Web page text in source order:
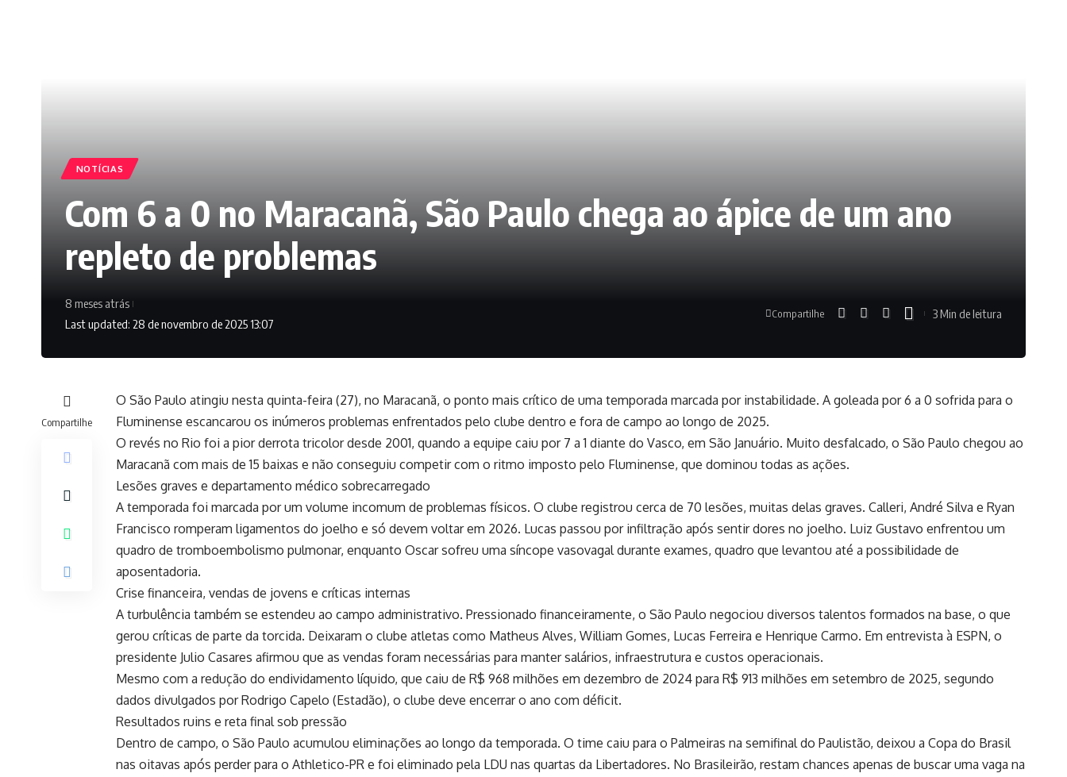
NOTÍCIAS
Com 6 a 0 no Maracanã, São Paulo chega ao ápice de um ano
repleto de problemas
Last updated: 28 de novembro de 2025 13:07
8 meses atrás
Compartilhe 3 Min de leitura
Compartilhe
O São Paulo atingiu nesta quinta-feira (27), no Maracanã, o ponto mais crítico de uma temporada marcada por instabilidade. A goleada por 6 a 0 sofrida para o
Fluminense escancarou os inúmeros problemas enfrentados pelo clube dentro e fora de campo ao longo de 2025.
O revés no Rio foi a pior derrota tricolor desde 2001, quando a equipe caiu por 7 a 1 diante do Vasco, em São Januário. Muito desfalcado, o São Paulo chegou ao
Maracanã com mais de 15 baixas e não conseguiu competir com o ritmo imposto pelo Fluminense, que dominou todas as ações.
Lesões graves e departamento médico sobrecarregado
A temporada foi marcada por um volume incomum de problemas físicos. O clube registrou cerca de 70 lesões, muitas delas graves. Calleri, André Silva e Ryan
Francisco romperam ligamentos do joelho e só devem voltar em 2026. Lucas passou por infiltração após sentir dores no joelho. Luiz Gustavo enfrentou um
quadro de tromboembolismo pulmonar, enquanto Oscar sofreu uma síncope vasovagal durante exames, quadro que levantou até a possibilidade de
aposentadoria.
Crise financeira, vendas de jovens e críticas internas
A turbulência também se estendeu ao campo administrativo. Pressionado financeiramente, o São Paulo negociou diversos talentos formados na base, o que
gerou críticas de parte da torcida. Deixaram o clube atletas como Matheus Alves, William Gomes, Lucas Ferreira e Henrique Carmo. Em entrevista à ESPN, o
presidente Julio Casares afirmou que as vendas foram necessárias para manter salários, infraestrutura e custos operacionais.
Mesmo com a redução do endividamento líquido, que caiu de R$ 968 milhões em dezembro de 2024 para R$ 913 milhões em setembro de 2025, segundo
dados divulgados por Rodrigo Capelo (Estadão), o clube deve encerrar o ano com déficit.
Resultados ruins e reta final sob pressão
Dentro de campo, o São Paulo acumulou eliminações ao longo da temporada. O time caiu para o Palmeiras na semifinal do Paulistão, deixou a Copa do Brasil
nas oitavas após perder para o Athletico-PR e foi eliminado pela LDU nas quartas da Libertadores. No Brasileirão, restam chances apenas de buscar uma vaga na